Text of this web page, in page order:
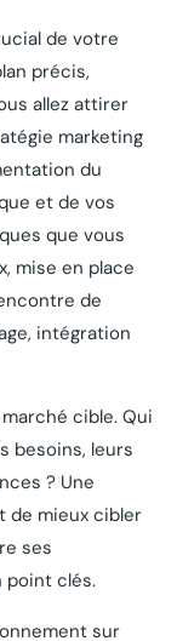
de votre
précis,
allez attirer
marketing
du
et de vos
que vous
mise en place
de
intégration
cible. Qui
besoins, leurs
? Une
de mieux cibler
ses
point clés.
sur